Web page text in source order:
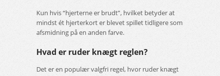
Kun hvis “hjerterne er brudt”, hvilket betyder at
mindst ét hjerterkort er blevet spillet tidligere som
afsmidning på en anden farve.
Hvad er ruder knægt reglen?
Det er en populær valgfri regel, hvor ruder knægt